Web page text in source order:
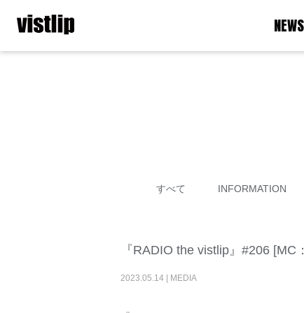
NEWS
すべて INFORMATION
『RADIO the vistlip』#206
2023.05.14 MEDIA